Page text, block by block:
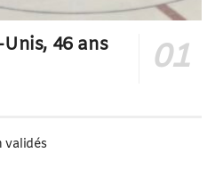
46 ans
validés